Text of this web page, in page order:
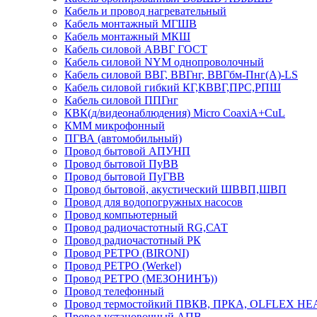
Кабель и провод нагревательный
Кабель монтажный МГШВ
Кабель монтажный МКШ
Кабель силовой АВВГ ГОСТ
Кабель силовой NYM однопроволочный
Кабель силовой ВВГ, ВВГнг, ВВГбм-Пнг(А)-LS
Кабель силовой гибкий КГ,КВВГ,ПРС,РПШ
Кабель силовой ППГнг
КВК(д/видеонаблюдения) Micro CoaxiA+CuL
КММ микрофонный
ПГВА (автомобильный)
Провод бытовой АПУНП
Провод бытовой ПуВВ
Провод бытовой ПуГВВ
Провод бытовой, акустический ШВВП,ШВП
Провод для водопогружных насосов
Провод компьютерный
Провод радиочастотный RG,САТ
Провод радиочастотный РК
Провод РЕТРО (BIRONI)
Провод РЕТРО (Werkel)
Провод РЕТРО (МЕЗОНИНЪ))
Провод телефонный
Провод термостойкий ПВКВ, ПРКА, OLFLEX